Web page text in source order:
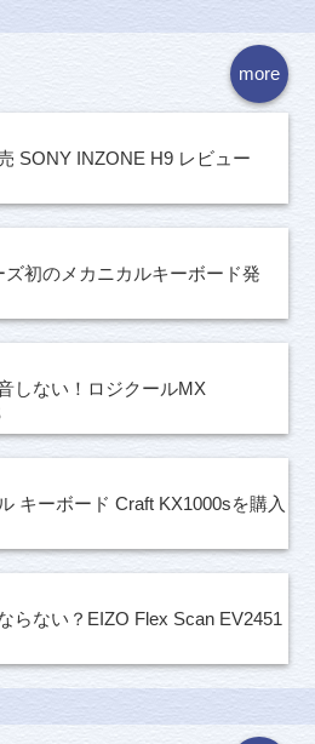
more
SONY INZONE H9 レビュー
ズ初のメカニカルキーボード発
しない！ロジクールMX
キーボード Craft KX1000sを購入
らない？EIZO Flex Scan EV2451